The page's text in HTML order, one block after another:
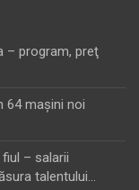
– program, preţ
64 maşini noi
– salarii
talentului…